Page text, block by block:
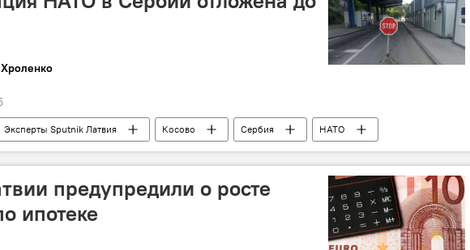
Эксперты Sputnik Латвия Косово Сербия
НАТО
предупредили о росте
ипотеке